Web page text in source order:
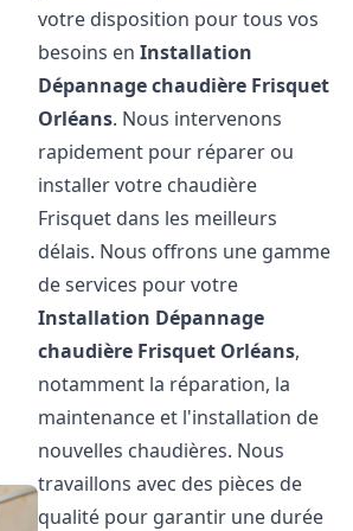
votre disposition pour tous vos
besoins enInstallation
Dépannage chaudière Frisquet
Orléans. Nous intervenons
rapidement pour réparer ou
installer votre chaudière
Frisquet dans les meilleurs
délais. Nous offrons une gamme
de services pour votre
Installation Dépannage
chaudière Frisquet Orléans,
notamment la réparation, la
maintenance et l'installation de
nouvelles chaudières. Nous
travaillons avec des pièces de
qualité pour garantir une durée